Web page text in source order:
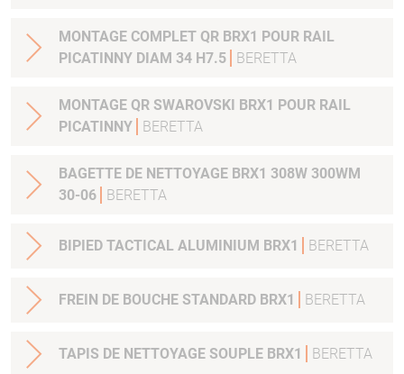
MONTAGE COMPLET QR BRX1 POUR RAIL
PICATINNY DIAM 34 H7.5
BERETTA
MONTAGE QR SWAROVSKI BRX1 POUR RAIL
PICATINNY
BERETTA
BAGETTE DE NETTOYAGE BRX1 308W 300WM
30-06
BERETTA
BIPIED TACTICAL ALUMINIUM BRX1 BERETTA
FREIN DE BOUCHE STANDARD BRX1 BERETTA
TAPIS DE NETTOYAGE SOUPLE BRX1 BERETTA